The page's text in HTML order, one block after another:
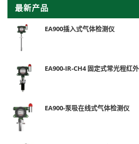
最新产品
EA900插入式气体检测仪
EA900-IR-CH4 固定式常光程红
EA900-泵吸在线式气体检测仪